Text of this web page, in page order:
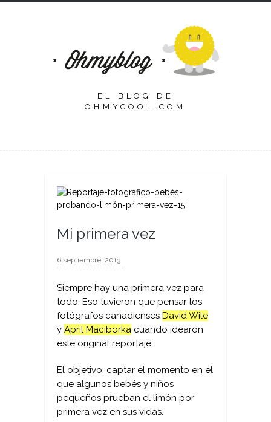
EL BLOG DE
OHMYCOOL.COM
Mi primera vez
6 septiembre, 2013
Siempre hay una primera vez para
todo. Eso tuvieron que pensar los
fotógrafos canadienses David Wile
y April Maciborka cuando idearon
este original reportaje.
El objetivo: captar el momento en el
que algunos bebés y niños
pequeños prueban el limón por
primera vez en sus vidas.